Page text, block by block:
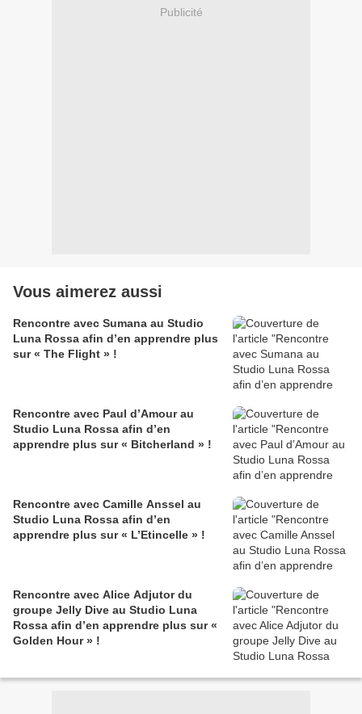
Publicité
Vous aimerez aussi
Rencontre avec Sumana au Studio
Luna Rossa afin d’en apprendre plus
sur « The Flight » !
Rencontre avec Paul d’Amour au
Studio Luna Rossa afin d’en
apprendre plus sur « Bitcherland » !
Rencontre avec Camille Anssel au
Studio Luna Rossa afin d’en
apprendre plus sur « L’Etincelle » !
Rencontre avec Alice Adjutor du
groupe Jelly Dive au Studio Luna
Rossa afin d’en apprendre plus sur «
Golden Hour » !